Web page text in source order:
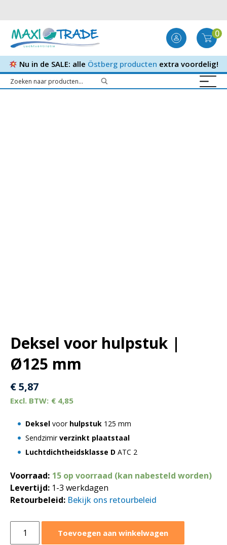
0
Nu in de SALE: alle Östberg producten extra voordelig!
Deksel voor hulpstuk |
Ø125 mm
€5,87
€ 4,85
Deksel voor hulpstuk 125 mm
Sendzimirverzinkt plaatstaal
Luchtdichtheidsklasse D ATC 2
Voorraad: 15 op voorraad (kan nabesteld worden)
Levertijd: 1-3 werkdagen
Retourbeleid: Bekijk ons retourbeleid
voor
Toevoegen aan winkelwagen